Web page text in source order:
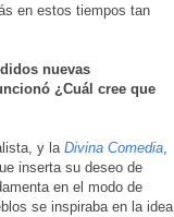
en estos tiempos tan
nuevas
¿Cuál cree que
y la Divina Comedia,
inserta su deseo de
en el modo de
se inspiraba en la idea